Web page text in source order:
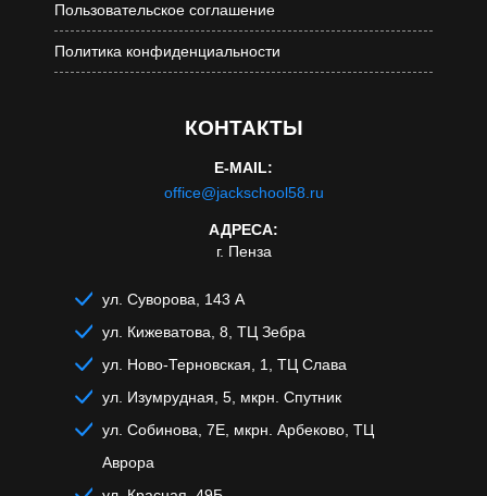
Пользовательское соглашение
Политика конфиденциальности
КОНТАКТЫ
E-MAIL:
office@jackschool58.ru
АДРЕСА:
г. Пенза
ул. Суворова, 143 А
ул. Кижеватова, 8, ТЦ Зебра
ул. Ново-Терновская, 1, ТЦ Слава
ул. Изумрудная, 5, мкрн. Спутник
ул. Собинова, 7Е, мкрн. Арбеково, ТЦ
Аврора